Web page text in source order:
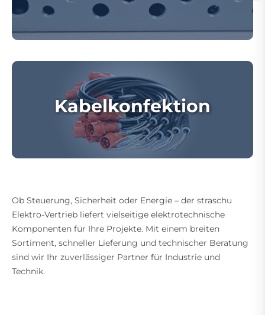
Kabelkonfektion
Ob Steuerung, Sicherheit oder Energie – der straschu
Elektro-Vertrieb liefert vielseitige elektrotechnische
Komponenten für Ihre Projekte. Mit einem breiten
Sortiment, schneller Lieferung und technischer Beratung
sind wir Ihr zuverlässiger Partner für Industrie und
Technik.